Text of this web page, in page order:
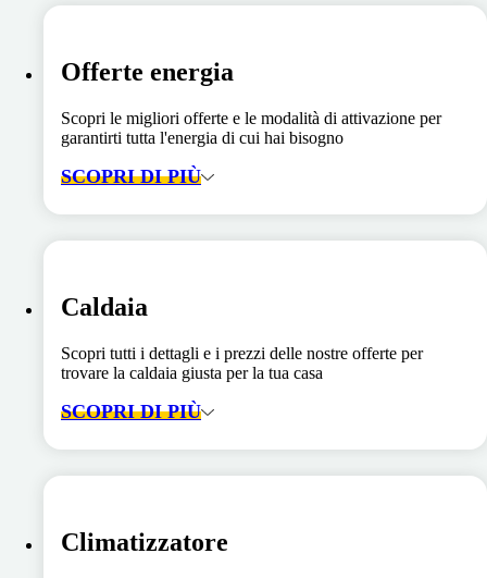
Offerte energia
Scopri le migliori offerte e le modalità di attivazione per
garantirti tutta l'energia di cui hai bisogno
SCOPRI DI PIÙ
Caldaia
Scopri tutti i dettagli e i prezzi delle nostre offerte per
trovare la caldaia giusta per la tua casa
SCOPRI DI PIÙ
Climatizzatore